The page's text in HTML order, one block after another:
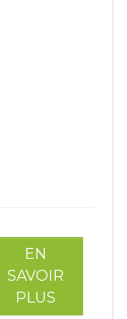
EN
SAVOIR
PLUS